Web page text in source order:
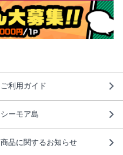
ご利用ガイド
シーモア島
商品に関するお知らせ